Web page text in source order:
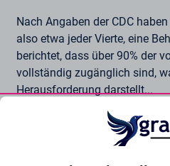
Nach Angaben der CDC
also etwa jeder Vierte, eine
berichtet, dass über 90% der
vollständig zugänglich sind,
Herausforderung darstellt...